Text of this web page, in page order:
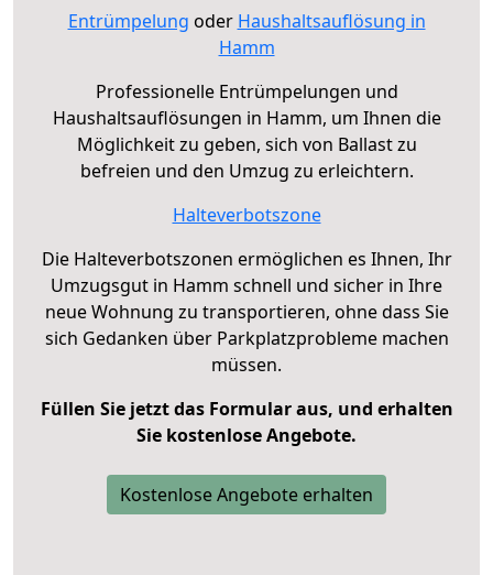
Entrümpelung oder Haushaltsauflösung in
Hamm
Professionelle Entrümpelungen und
Haushaltsauflösungen in Hamm, um Ihnen die
Möglichkeit zu geben, sich von Ballast zu
befreien und den Umzug zu erleichtern.
Halteverbotszone
Die Halteverbotszonen ermöglichen es Ihnen, Ihr
Umzugsgut in Hamm schnell und sicher in Ihre
neue Wohnung zu transportieren, ohne dass Sie
sich Gedanken über Parkplatzprobleme machen
müssen.
Füllen Sie jetzt das Formular aus, und erhalten
Sie kostenlose Angebote.
Kostenlose Angebote erhalten